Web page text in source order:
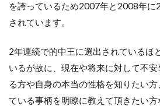
を誇っているため2007年と2008年に
されています。
2年連続で的中王に選出されているほ
いるが故に、現在や将来に対して不
る方や自身の本当の性格を知りたい
ている事柄を明瞭に教えて頂きたい方